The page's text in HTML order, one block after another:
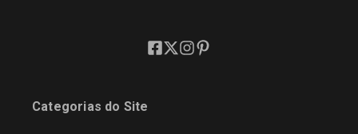
Categorias do Site